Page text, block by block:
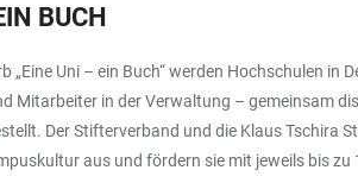
BUCH
„Eine Uni – ein Buch“ werden Hochschulen
Mitarbeiter in der Verwaltung – gemeinsam
Der Stifterverband und die Klaus Tschira
aus und fördern sie mit jeweils bis zu